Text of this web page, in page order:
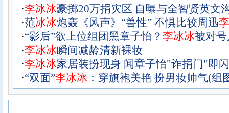
·李冰冰豪掷20万捐灾区 自曝与全智贤英文
·范冰冰炮轰《风声》“兽性” 不惧比较周迅李
·“影后”欲上位组团黑章子怡？ 李冰冰被对
·李冰冰瞬间减龄清新裸妆
·李冰冰家居装扮现身 闻章子怡"诈捐门"即
·“双面”李冰冰 ：穿旗袍美艳 扮男妆帅气(组